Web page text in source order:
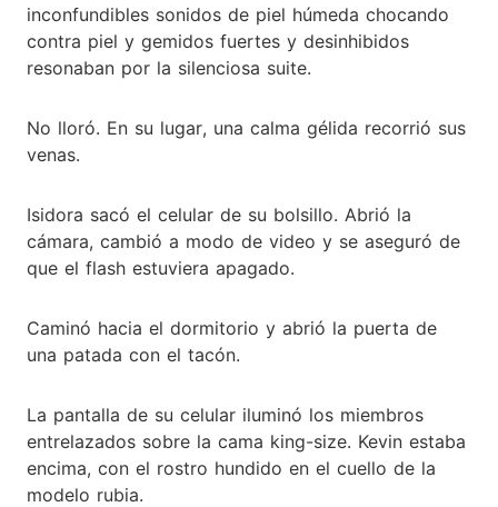
inconfundibles sonidos de piel húmeda chocando
contra piel y gemidos fuertes y desinhibidos
resonaban por la silenciosa suite.
No lloró. En su lugar, una calma gélida recorrió sus
venas.
Isidora sacó el celular de su bolsillo. Abrió la
cámara, cambió a modo de video y se aseguró de
que el flash estuviera apagado.
Caminó hacia el dormitorio y abrió la puerta de
una patada con el tacón.
La pantalla de su celular iluminó los miembros
entrelazados sobre la cama king-size. Kevin estaba
encima, con el rostro hundido en el cuello de la
modelo rubia.